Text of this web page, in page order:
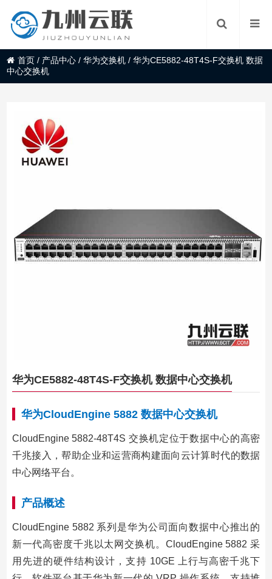
首页 / 产品中心 /华为交换机 /华为CE5882-48T4S-F交换机 数据
中心交换机
华为CE5882-48T4S-F交换机 数据中心交换机
华为CloudEngine 5882 数据中心交换机
CloudEngine 5882-48T4S 交换机定位于数据中心的高密
千兆接入，帮助企业和运营商构建面向云计算时代的数据
中心网络平台。
产品概述
CloudEngine 5882 系列是华为公司面向数据中心推出的
新一代高密度千兆以太网交换机。CloudEngine 5882 采
用先进的硬件结构设计，支持 10GE 上行与高密千兆下